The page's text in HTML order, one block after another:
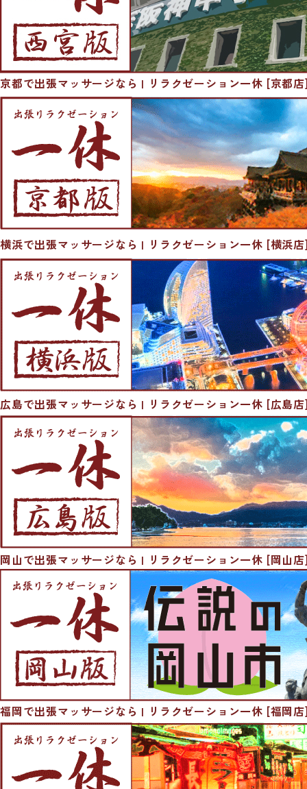
京都で出張マッサージなら | リラクゼーション一休 [京都
横浜で出張マッサージなら | リラクゼーション一休 [横浜
広島で出張マッサージなら | リラクゼーション一休 [広島
岡山で出張マッサージなら | リラクゼーション一休 [岡山
福岡で出張マッサージなら | リラクゼーション一休 [福岡